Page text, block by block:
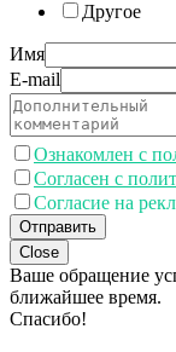
Другое
Имя
E-mail
Ознакомлен с
Согласен с
Согласие на
Отправить
Close
Ваше обращение
ближайшее время.
Спасибо!